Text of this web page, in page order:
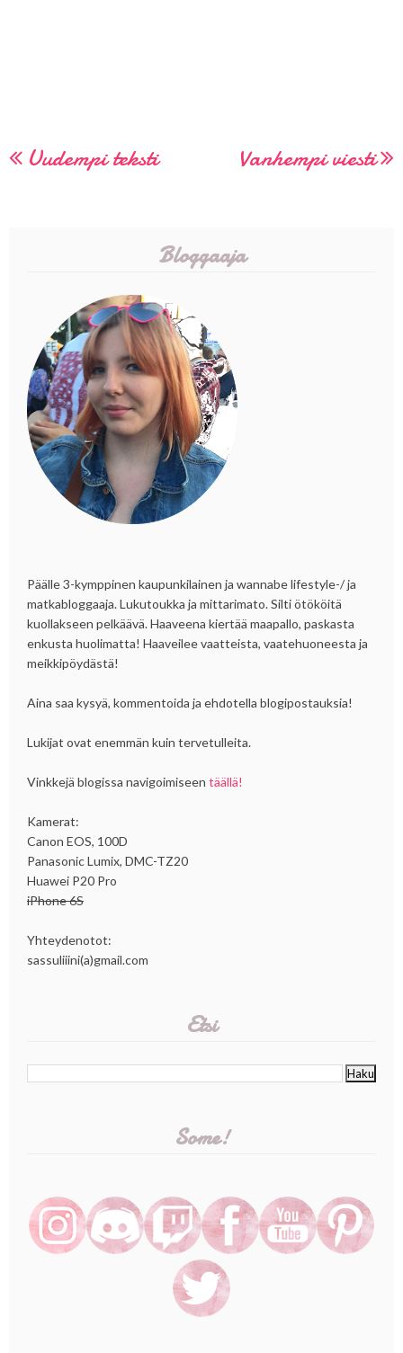
Uudempi teksti Vanhempi viesti
Bloggaaja
Päälle 3-kymppinen kaupunkilainen ja wannabe lifestyle-/ ja
matkabloggaaja. Lukutoukka ja mittarimato. Silti ötököitä
kuollakseen pelkäävä. Haaveena kiertää maapallo, paskasta
enkusta huolimatta! Haaveilee vaatteista, vaatehuoneesta ja
meikkipöydästä!
Aina saa kysyä, kommentoida ja ehdotella blogipostauksia!
Lukijat ovat enemmän kuin tervetulleita.
Vinkkejä blogissa navigoimiseen täällä!
Kamerat:
Canon EOS, 100D
Panasonic Lumix, DMC-TZ20
Huawei P20 Pro
iPhone 6S
Yhteydenotot:
sassuliiini(a)gmail.com
Etsi
Some!